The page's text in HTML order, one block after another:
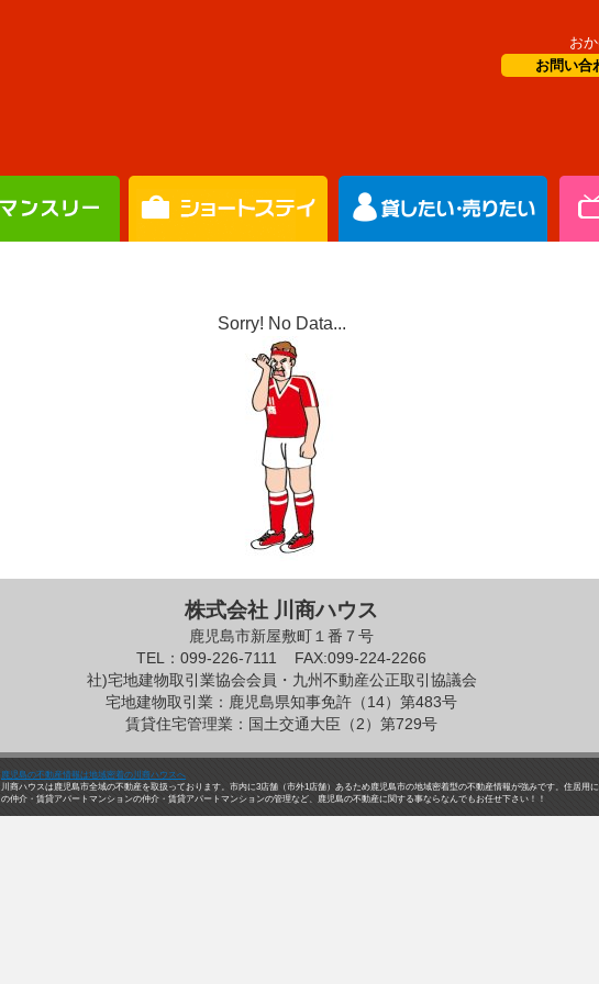
お
お問い合
Sorry! No Data...
株式会社 川商ハウス
鹿児島市新屋敷町１番７号
TEL：099-226-7111
FAX:099-224-2266
社)宅地建物取引業協会会員・九州不動産公正取引協議会
宅地建物取引業：鹿児島県知事免許（14）第483号
賃貸住宅管理業：国土交通大臣（2）第729号
鹿児島の不動産情報は地域密着の川商ハウスへ
川商ハウスは鹿児島市全域の不動産を取扱っております。市内に3店舗（市外1店舗）あるため鹿児島市の地域密着型の不動産情報が強みです。住居用
の仲介・賃貸アパートマンションの仲介・賃貸アパートマンションの管理など、鹿児島の不動産に関する事ならなんでもお任せ下さい！！